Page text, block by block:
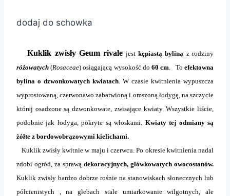
dodaj do schowka
Kuklik zwisły Geum rivale jestkępiastą byliną z rodziny
różowatych (Rosaceae) osiągającą wysokość do60 cm . Toefektowna
bylina o dzwonkowatych kwiatach . W czasie kwitnienia wypuszcza
wyprostowaną, czerwonawo zabarwioną i omszoną łodygę, na szczycie
której osadzone są dzwonkowate, zwisające kwiaty. Wszystkie liście,
podobnie jak łodyga, pokryte są włoskami. Kwiaty tej odmiany są
żółte z bordowobrązowymi kielichami.
Kuklik zwisły kwitnie w maju i czerwcu. Po okresie kwitnienia nadal
zdobi ogród, za sprawą dekoracyjnych, główkowatych owocostanów.
Kuklik zwisły bardzo dobrze rośnie na stanowiskach słonecznych lub
półcienistych , na glebach stale umiarkowanie wilgotnych, ale